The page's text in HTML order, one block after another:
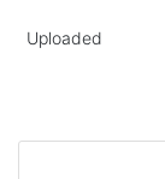
Uploaded